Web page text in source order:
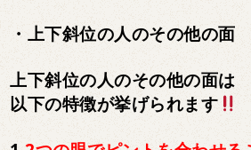
・上下斜位の人のその他の面
上下斜位の人のその他の面は
以下の特徴が挙げられます